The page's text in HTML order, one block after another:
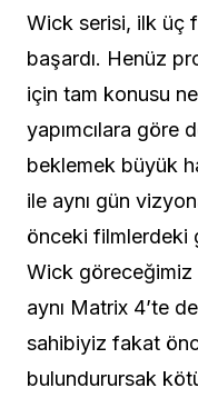
Wick serisi, ilk üç
başardı. Henüz
için tam konusu
yapımcılara göre
beklemek büyük
ile aynı gün
önceki filmlerdeki
Wick göreceğimiz
aynı Matrix 4’te
sahibiyiz fakat
bulundurursak